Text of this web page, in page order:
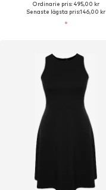
Ordinarie pris: 495,00 kr
Senaste lägsta pris:146,00 kr